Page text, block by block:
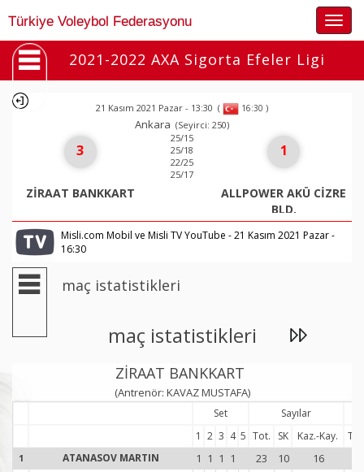
Türkiye Voleybol Federasyonu
2021-2022 AXA Sigorta Efeler Ligi
21 Kasım 2021 Pazar - 13:30 ( 16:30 )
Ankara (Seyirci: 250)
3
ZİRAAT BANKKART
25/15
25/18
22/25
25/17
1
ALLPOWER AKÜ CİZRE
BLD.
Misli.com Mobil ve Misli TV YouTube - 21 Kasım 2021 Pazar -
16:30
maç istatistikleri
maç istatistikleri
ZİRAAT BANKKART
(Antrenör: KAVAZ MUSTAFA)
Set
Sayılar
1 2 3 4 5 Tot. SK Kaz.-Kay.
1 ATANASOV MARTIN 1 1 1 1 23 10 16